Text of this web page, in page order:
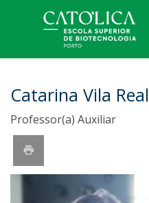
Catarina Vila Real
Professor(a) Auxiliar